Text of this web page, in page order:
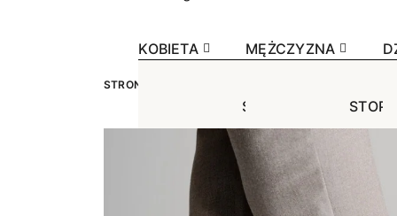
KOBIETA
STOPKI
Jednokolorowe
Niewidoczne
Wzorowane
MĘŻCZYZNA
STOPKI
STRONA GŁÓWNA